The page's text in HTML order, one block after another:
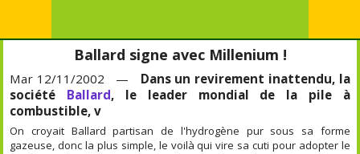
Ballard signe avec Millenium !
Mar 12/11/2002 — Dans un revirement inattendu, la
société Ballard, le leader mondial de la pile à
combustible, v
On croyait Ballard partisan de l'hydrogène pur sous sa forme
gazeuse, donc la plus simple, le voilà qui vire sa cuti pour adopter le